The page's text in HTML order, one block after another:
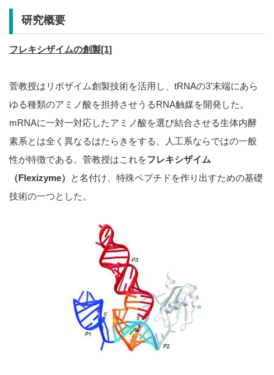
研究概要
フレキシザイムの創製[1]
菅教授はリボザイム創製技術を活用し、tRNAの3’末端にあら
ゆる種類のアミノ酸を担持させうるRNA触媒を開発した。
mRNAに一対一対応したアミノ酸を選び結合させる生体内酵
素系とは全く異なるはたらきをする、人工系ならではの一般
性が特徴である。菅教授はこれをフレキシザイム
（Flexizyme）
と名付け、特殊ペプチドを作り出すための基礎
技術の一つとした。